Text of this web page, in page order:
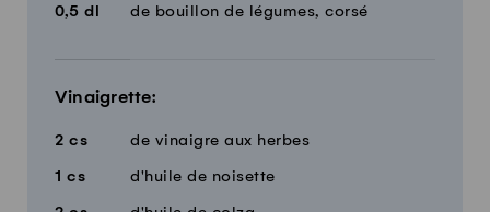
0,5 dl de bouillon de légumes, corsé
Vinaigrette:
2 cs de vinaigre aux herbes
1 cs d'huile de noisette